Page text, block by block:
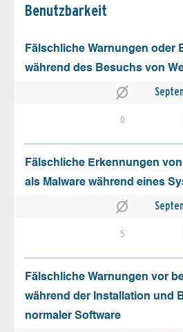
Benutz­barkeit
Fälschliche Warnungen oder
während des Besuchs von
0
Fälschliche Erkennungen
als Malware während eines
5
Fälschliche Warnungen vor
während der Installation und
normaler Software